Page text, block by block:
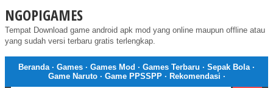
NGOPIGAMES
Tempat Download game android apk mod yang online maupun offline atau
yang sudah versi terbaru gratis terlengkap.
Beranda· Games · Games Mod · Games Terbaru · Sepak Bola·
Game Naruto· Game PPSSPP· Rekomendasi ·